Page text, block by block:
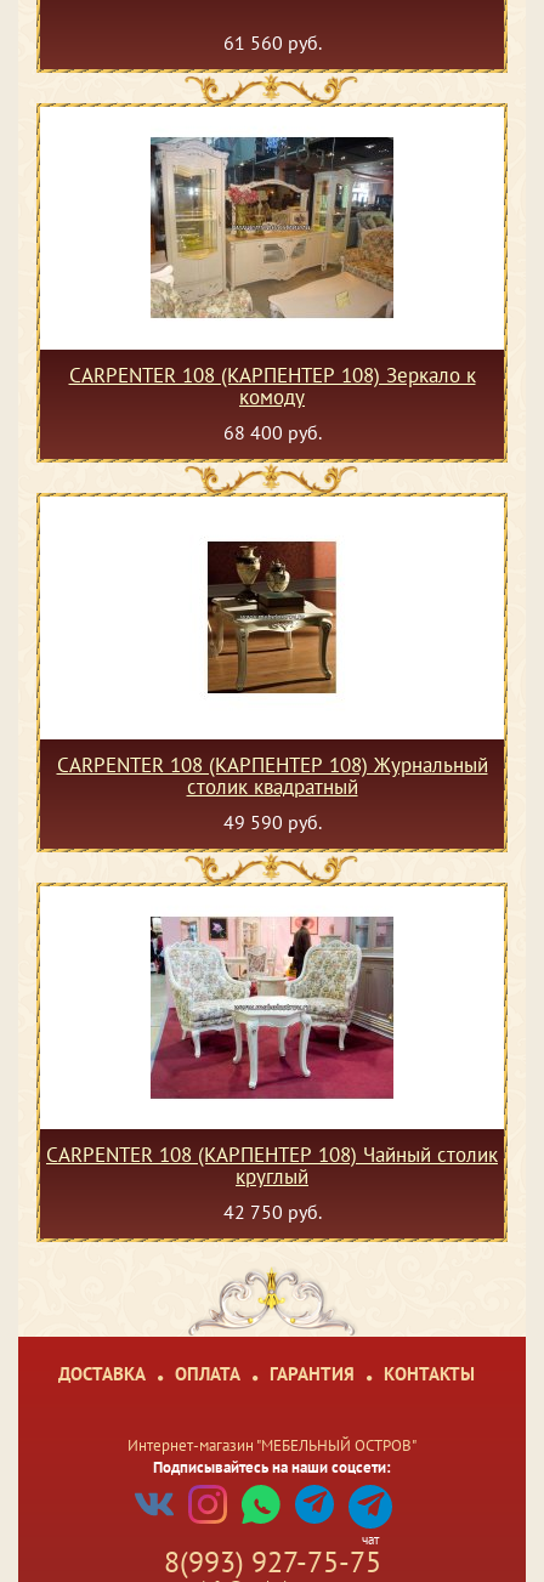
61 560 руб.
CARPENTER 108 (КАРПЕНТЕР 108) Зеркало к
комоду
68 400 руб.
CARPENTER 108 (КАРПЕНТЕР 108) Журнальный
столик квадратный
49 590 руб.
CARPENTER 108 (КАРПЕНТЕР 108) Чайный столик
круглый
42 750 руб.
ДОСТАВКА ОПЛАТА ГАРАНТИЯ КОНТАКТЫ
Интернет-магазин "МЕБЕЛЬНЫЙ ОСТРОВ"
Подписывайтесь на наши соцсети:
чат
8(993) 927-75-75